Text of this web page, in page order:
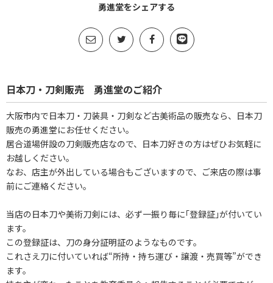
勇進堂をシェアする
日本刀・刀剣販売 勇進堂のご紹介
大阪市内で日本刀・刀装具・刀剣など古美術品の販売なら、日本刀
販売の勇進堂にお任せください。
居合道場併設の刀剣販売店なので、日本刀好きの方はぜひお気軽に
お越しください。
なお、店主が外出している場合もございますので、ご来店の際は事
前にご連絡ください。
当店の日本刀や美術刀剣には、必ず一振り毎に｢登録証｣が付いてい
ます。
この登録証は、刀の身分証明証のようなものです。
これさえ刀に付いていれば“所持・持ち運び・譲渡・売買等”ができ
ます。